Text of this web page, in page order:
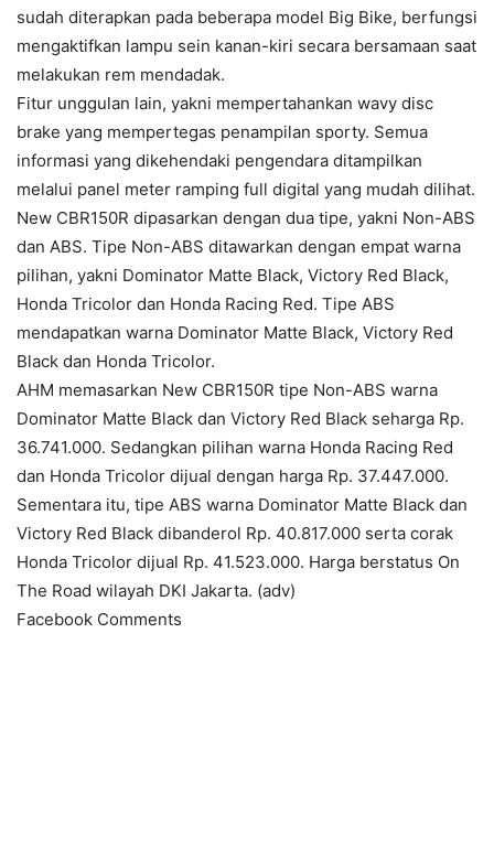
sudah diterapkan pada beberapa model Big Bike, berfungsi
mengaktifkan lampu sein kanan-kiri secara bersamaan saat
melakukan rem mendadak.
Fitur unggulan lain, yakni mempertahankan wavy disc
brake yang mempertegas penampilan sporty. Semua
informasi yang dikehendaki pengendara ditampilkan
melalui panel meter ramping full digital yang mudah dilihat.
New CBR150R dipasarkan dengan dua tipe, yakni Non-ABS
dan ABS. Tipe Non-ABS ditawarkan dengan empat warna
pilihan, yakni Dominator Matte Black, Victory Red Black,
Honda Tricolor dan Honda Racing Red. Tipe ABS
mendapatkan warna Dominator Matte Black, Victory Red
Black dan Honda Tricolor.
AHM memasarkan New CBR150R tipe Non-ABS warna
Dominator Matte Black dan Victory Red Black seharga Rp.
36.741.000. Sedangkan pilihan warna Honda Racing Red
dan Honda Tricolor dijual dengan harga Rp. 37.447.000.
Sementara itu, tipe ABS warna Dominator Matte Black dan
Victory Red Black dibanderol Rp. 40.817.000 serta corak
Honda Tricolor dijual Rp. 41.523.000. Harga berstatus On
The Road wilayah DKI Jakarta. (adv)
Facebook Comments